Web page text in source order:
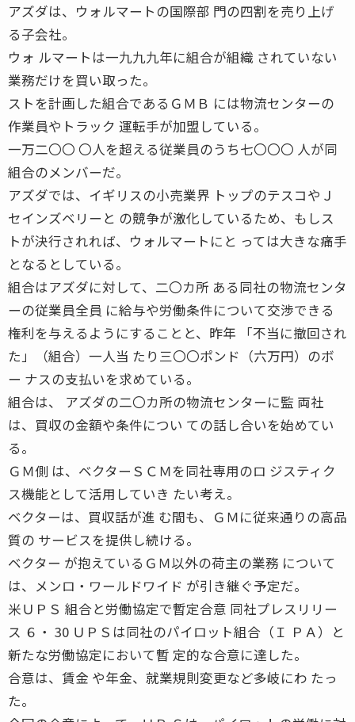
アズダは、ウォルマートの国際部 門の四割を売り上げ
る子会社。
ウォ ルマートは一九九九年に組合が組織 されていない
業務だけを買い取った。
ストを計画した組合であるＧＭＢ には物流センターの
作業員やトラック 運転手が加盟している。
一万二〇〇 〇人を超える従業員のうち七〇〇〇 人が同
組合のメンバーだ。
アズダでは、イギリスの小売業界 トップのテスコやＪ
セインズベリーと の競争が激化しているため、もしス
トが決行されれば、ウォルマートにと っては大きな痛手
となるとしている。
組合はアズダに対して、二〇カ所 ある同社の物流センタ
ーの従業員全員 に給与や労働条件について交渉できる
権利を与えるようにすることと、昨年 「不当に撤回され
た」（組合）一人当 たり三〇〇ポンド（六万円）のボ
ー ナスの支払いを求めている。
組合は、 アズダの二〇カ所の物流センターに監 両社
は、買収の金額や条件につい ての話し合いを始めてい
る。
ＧＭ側 は、ベクターＳＣＭを同社専用のロ ジスティク
ス機能として活用していき たい考え。
ベクターは、買収話が進 む間も、ＧＭに従来通りの高品
質の サービスを提供し続ける。
ベクター が抱えているＧＭ以外の荷主の業務 について
は、メンロ・ワールドワイド が引き継ぐ予定だ。
米ＵＰＳ 組合と労働協定で暫定合意 同社プレスリリー
ス ６・ 30 ＵＰＳは同社のパイロット組合（Ｉ ＰＡ）と
新たな労働協定において暫 定的な合意に達した。
合意は、賃金 や年金、就業規則変更など多岐にわ たっ
た。